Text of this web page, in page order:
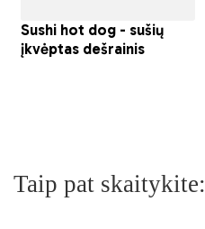
Taip pat skaitykite: